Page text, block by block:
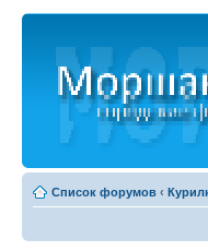
Список форумов ‹